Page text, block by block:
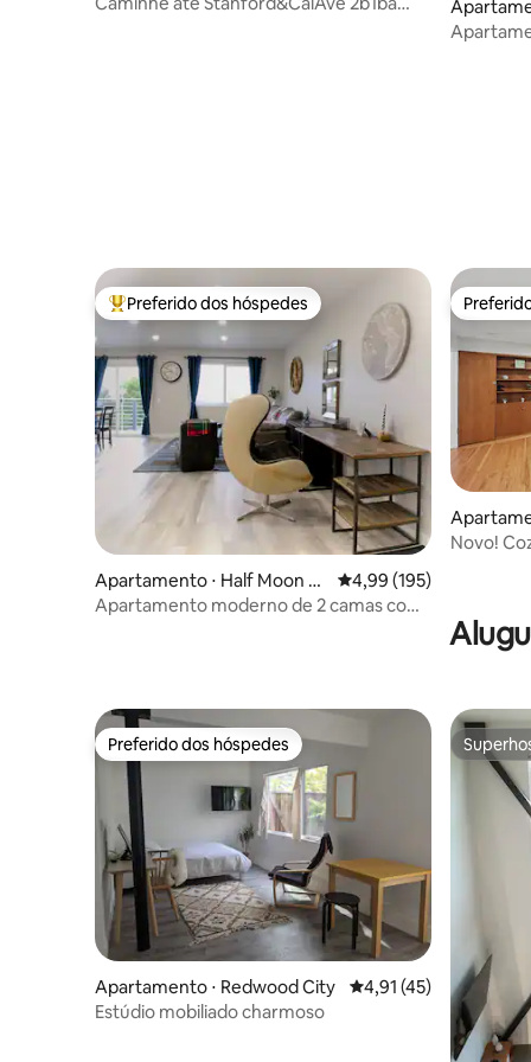
Entre os melhores preferidos dos hóspedes
Preferido dos hóspedes
Apartamento ⋅ Half Moon Ba
y
4,99 de uma avaliação
4,99 (195)
Apartamento moderno de 2 camas com
Novo!
Preferido dos hóspedes
Preferido dos hóspedes
Apartamento ⋅ Redwood City 4,91 de uma
4,91 (45)
Estúdio mobiliado charmoso